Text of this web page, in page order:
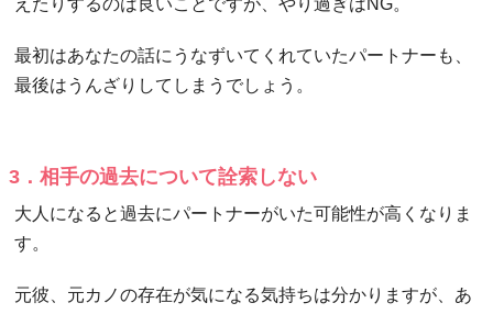
えたりするのは良いことですが、やり過ぎはNG。
最初はあなたの話にうなずいてくれていたパートナーも、
最後はうんざりしてしまうでしょう。
3．相手の過去について詮索しない
大人になると過去にパートナーがいた可能性が高くなりま
す。
元彼、元カノの存在が気になる気持ちは分かりますが、あ